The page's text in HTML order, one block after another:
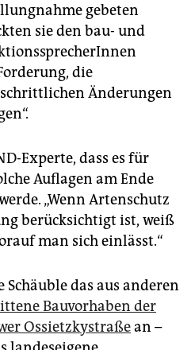
gebeten
sie den bau- und
die
Änderungen
Experte, dass es für
Auflagen am Ende
„Wenn Artenschutz
berücksichtigt ist, weiß
man sich einlässt.“
Schäuble das aus anderen
Bauvorhaben der
Ossietzkystraßean –